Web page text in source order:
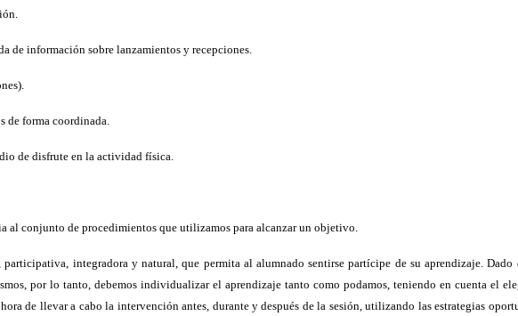
de información sobre lanzamientos y recepciones.
de forma coordinada.
de disfrute en la actividad física.
al conjunto de procedimientos que utilizamos para alcanzar un objetivo.
integradora y natural, que permita al alumnado sentirse partícipe de su aprendizaje. Dado
por lo tanto, debemos individualizar el aprendizaje tanto como podamos, teniendo en cuenta el
de llevar a cabo la intervención antes, durante y después de la sesión, utilizando las estrategias